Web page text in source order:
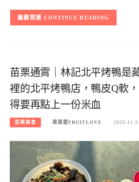
CONTINUE READING
苗栗通霄｜林記北平烤鴨是
裡的北平烤鴨店，鴨皮Q軟
得要再點上一份米血
苗栗美食 果果愛FRUITLOVE 2025-11-21